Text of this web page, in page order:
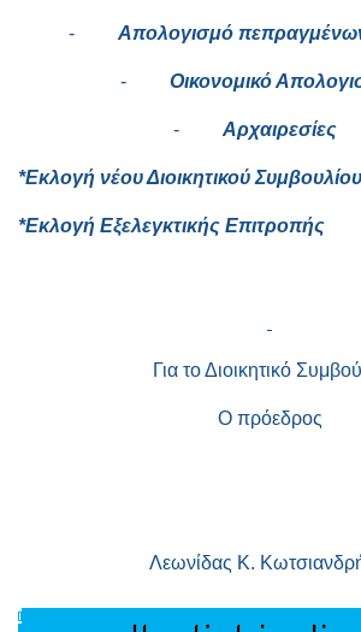
- Απολογισμό
- Οικονομικό
- Αρχαιρεσίες
*Εκλογή νέου Διοικητικού Συμβουλίου
*Εκλογή Εξελεγκτικής Επιτροπής
Για το Διοικητικό
Ο πρόεδρος
Λεωνίδας Κ.